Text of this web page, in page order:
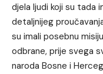
djela ljudi koji su tada
detaljnijeg
su imali posebnu
odbrane, prije svega
naroda Bosne i